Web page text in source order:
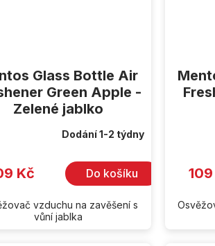
Glass Bottle Air
Green Apple -
Zelené jablko
Dodání 1-2 týdny
Kč Do košíku
vzduchu na zavěšení s
vůní jablka